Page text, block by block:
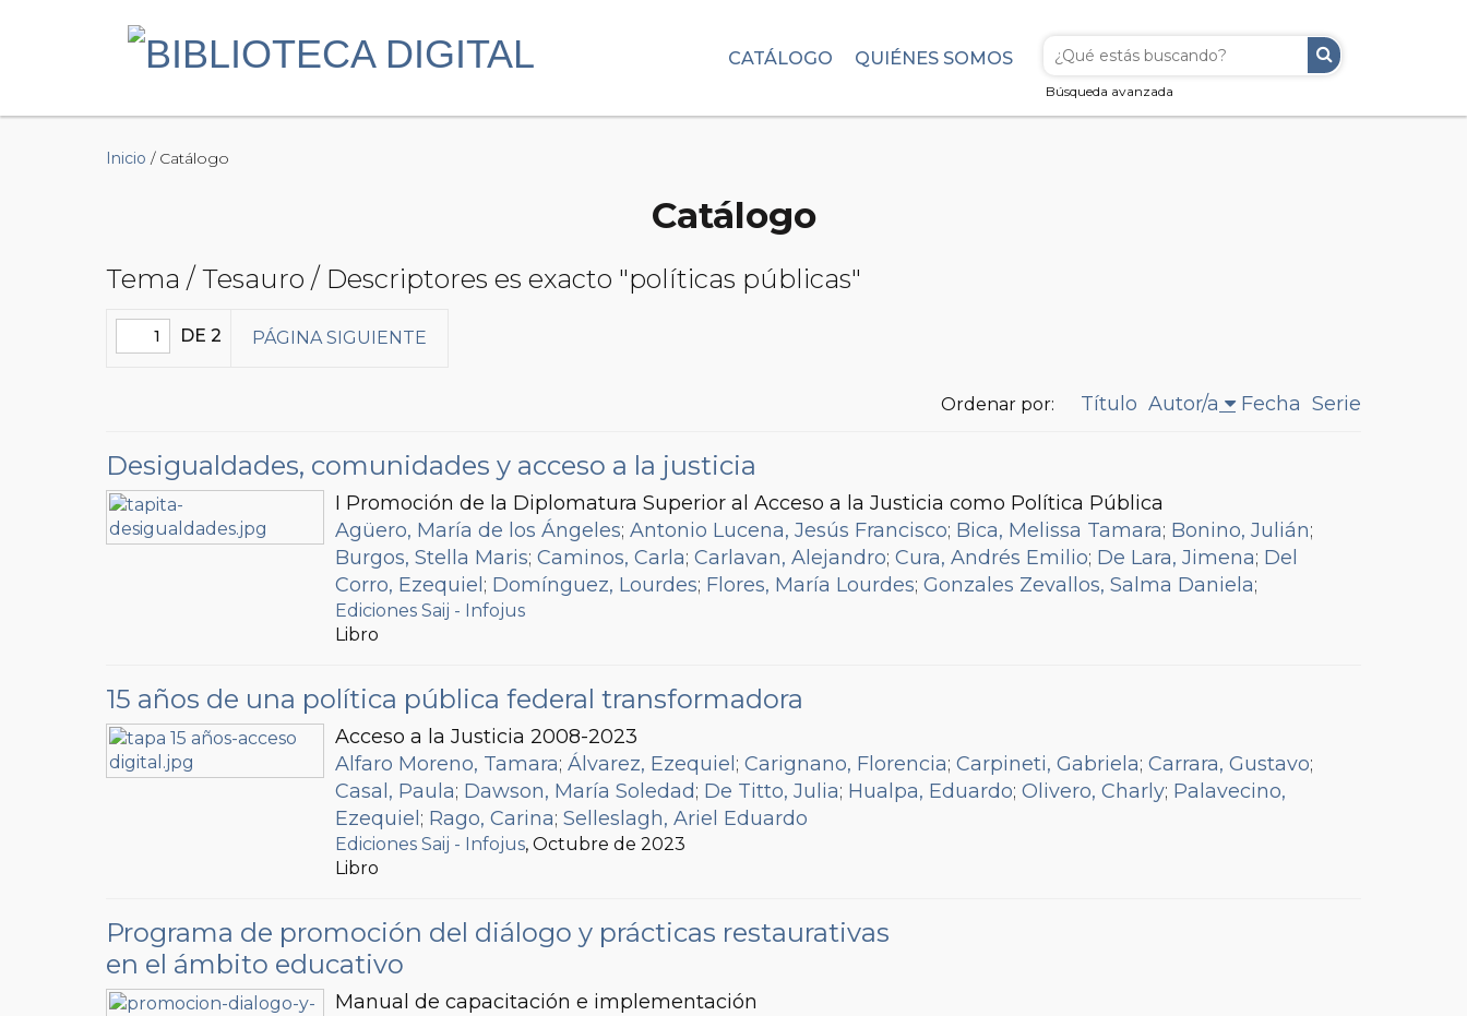
Búsqueda avanzada
CATÁLOGO QUIÉNES SOMOS
Inicio / Catálogo
Catálogo
Tema / Tesauro / Descriptores es exacto "políticas públicas"
DE 2 PÁGINA SIGUIENTE
Ordenar por: Título Autor/a Fecha Serie
Desigualdades, comunidades y acceso a la justicia
I Promoción de la Diplomatura Superior al Acceso a la Justicia como Política Pública
Agüero, María de los Ángeles; Antonio Lucena, Jesús Francisco; Bica, Melissa Tamara; Bonino, Julián;
Burgos, Stella Maris; Caminos, Carla; Carlavan, Alejandro; Cura, Andrés Emilio; De Lara, Jimena; Del
Corro, Ezequiel ; Domínguez, Lourdes; Flores, María Lourdes; Gonzales Zevallos, Salma Daniela;
Guajardo, Paola;Guerra Calisaya, Yaruxa
Diego
Ediciones Saij - Infojus
Libro
15 años de una política pública federal transformadora
Acceso a la Justicia 2008-2023
Alfaro Moreno, Tamara; Álvarez, Ezequiel ; Carignano, Florencia; Carpineti, Gabriela; Carrara, Gustavo;
Casal, Paula; Dawson, María Soledad; De Titto, Julia; Hualpa, Eduardo; Olivero, Charly; Palavecino,
Ezequiel ; Rago, Carina; Selleslagh, Ariel Eduardo
Ediciones Saij - Infojus, Octubre de 2023
Libro
Programa de promoción del diálogo y prácticas restaurativas
en el ámbito educativo
Manual de capacitación e implementación